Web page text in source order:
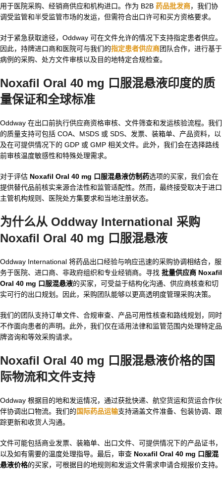
用于医院采购、经销商供应和机构进口。作为 B2B 药品批发商，我们协
调受监管和半受监管市场的发运，但需符合出口许可和买方资格要求。
对于紧急获取途径，Oddway 可在文件允许的情况下支持指定患者供应。
因此，持牌进口商和医院可与我们的指定患者供应商团队合作，进行基于
病例的采购、处方文件审核以及目的地特定合规检查。
Noxafil Oral 40 mg 口服混悬液印度的质
量保证和全球标准
Oddway 在出口前执行供应商资格审核、文件筛查和发运核验流程。我们
的质量支持可包括 COA、MSDS 或 SDS、发票、装箱单、产品资料，以
及在可提供情况下的 GDP 或 GMP 相关文件。此外，我们会在选择路线
前审核温度敏感性和特殊处理需求。
对于评估 Noxafil Oral 40 mg 口服混悬液仿制药选项的买家，我们会在
提供替代品前核实来源合法性和监管适配性。然而，最终接受取决于进口
主管机构规则、医院处方集要求和当地注册状态。
为什么从 Oddway International 采购
Noxafil Oral 40 mg 口服混悬液
Oddway International 将药品出口经验与响应迅速的采购协调相结合，服
务于医院、进口商、非政府组织和专业经销商。寻找 批量供应商 Noxafil
Oral 40 mg 口服混悬液的买家，可受益于结构化沟通、供应商核查和切
实可行的出口规划。因此，采购团队能够以更高透明度管理采购决策。
我们的团队支持订单文件、合规审查、产品可用性核查和路线规划，同时
不作面向患者的声明。此外，我们仅在适用法律和监管范围内处理特定品
牌咨询和等效采购请求。
Noxafil Oral 40 mg 口服混悬液价格的国
际物流和文件支持
Oddway 根据目的地和发运情况，通过获批快递、航空货运和货运合作伙
伴协调出口物流。我们的国际药品运输支持涵盖文件准备、包装协调、跟
踪更新和收货人沟通。
文件可能包括商业发票、装箱单、出口文件、可提供情况下的产品证书，
以及如有需要的温度处理指导。最后，审查 Noxafil Oral 40 mg 口服混
悬液价格的买家，可根据目的地规则和发运文件需求申请合规报价支持。